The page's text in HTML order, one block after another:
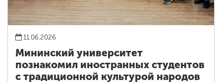
11.06.2026
Мининский университет
познакомил иностранных студентов
с традиционной культурой народов